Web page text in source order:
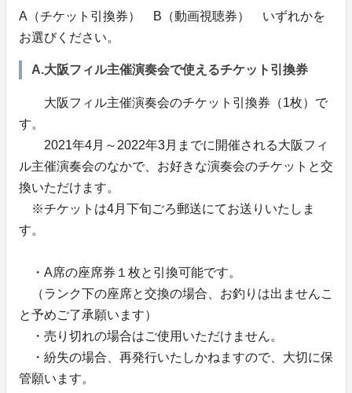
A（チケット引換券） B（動画視聴券） いずれかを
お選びください。
A.大阪フィル主催演奏会で使えるチケット引換券
大阪フィル主催演奏会のチケット引換券（1枚）で
す。
2021年4月～2022年3月までに開催される大阪フィ
ル主催演奏会のなかで、お好きな演奏会のチケットと交
換いただけます。
※チケットは4月下旬ごろ郵送にてお送りいたしま
す。
・A席の座席券１枚と引換可能です。
（ランク下の座席と交換の場合、お釣りは出ませんこ
と予めご了承願います）
・売り切れの場合はご使用いただけません。
・紛失の場合、再発行いたしかねますので、大切に保
管願います。